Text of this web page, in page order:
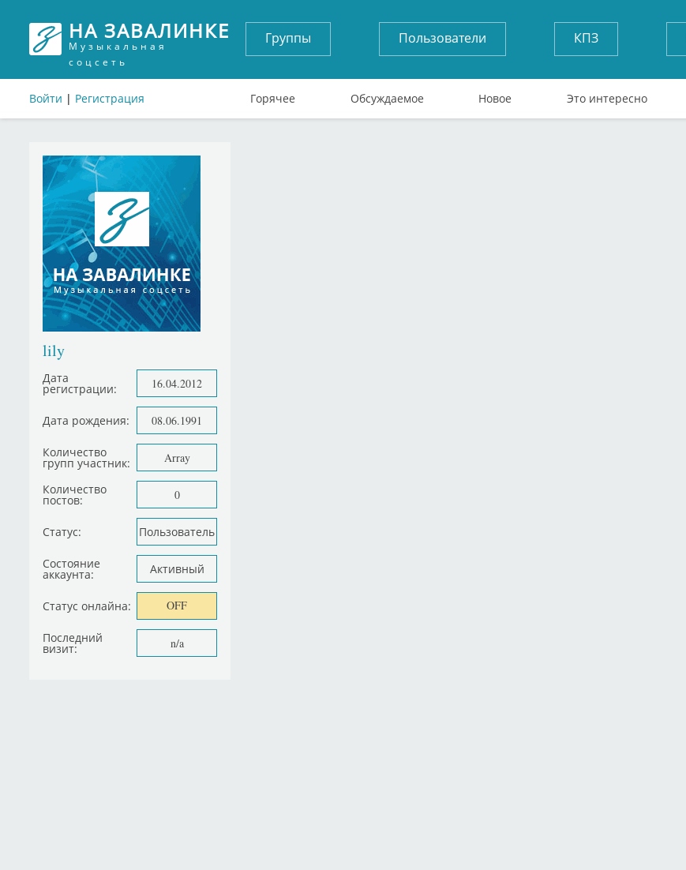
НА ЗАВАЛИНКЕ
Музыкальная
соцсеть
Войти | Регистрация
Группы Пользователи КПЗ
Горячее Обсуждаемое Новое Это интересно
lily
Дата
регистрации: 16.04.2012
Дата рождения: 08.06.1991
Количество
групп участник: Array
Количество
постов: 0
Статус: Пользователь
Состояние
аккаунта: Активный
Статус онлайна: OFF
Последний
визит: n/a